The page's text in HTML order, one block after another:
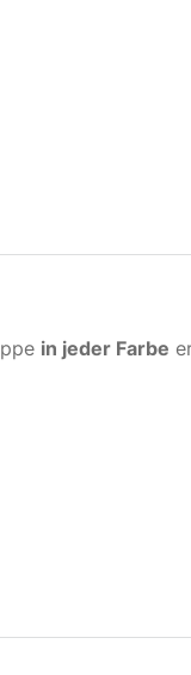
in jeder Farbe